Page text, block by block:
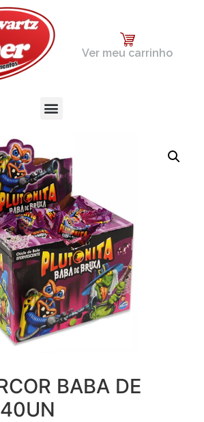
Ver meu carrinho
BABA DE